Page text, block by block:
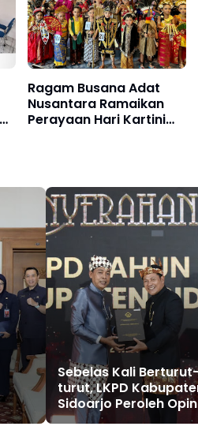
Ragam Busana Adat
Nusantara Ramaikan
Perayaan Hari Kartini
Sebelas Kali
turut, LKPD
Sidoarjo Peroleh
WTP